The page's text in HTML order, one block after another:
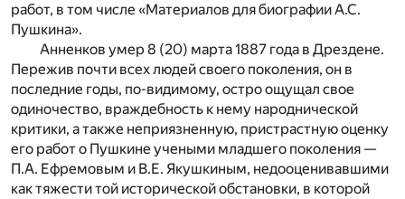
работ, в том числе «Материалов для биографии А.С.
Пушкина».
Анненков умер 8 (20) марта 1887 года в Дрездене.
Пережив почти всех людей своего поколения, он в
последние годы, по-видимому, остро ощущал свое
одиночество, враждебность к нему народнической
критики, а также неприязненную, пристрастную оценку
его работ о Пушкине учеными младшего поколения —
П.А. Ефремовым и В.Е. Якушкиным, недооценивавшими
как тяжести той исторической обстановки, в которой